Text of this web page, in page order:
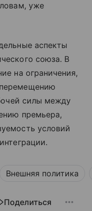
уже
аспекты
союза. В
на ограничения,
силы между
премьера,
условий
Внешняя политика
Поделиться